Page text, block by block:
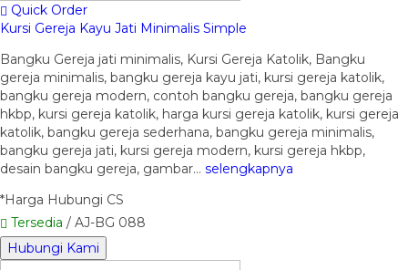
Quick Order
Kursi Gereja Kayu Jati Minimalis Simple
Bangku Gereja jati minimalis, Kursi Gereja Katolik, Bangku
gereja minimalis, bangku gereja kayu jati, kursi gereja katolik,
bangku gereja modern, contoh bangku gereja, bangku gereja
hkbp, kursi gereja katolik, harga kursi gereja katolik, kursi gereja
katolik, bangku gereja sederhana, bangku gereja minimalis,
bangku gereja jati, kursi gereja modern, kursi gereja hkbp,
desain bangku gereja, gambar… selengkapnya
*Harga Hubungi CS
Tersedia / AJ-BG 088
Hubungi Kami